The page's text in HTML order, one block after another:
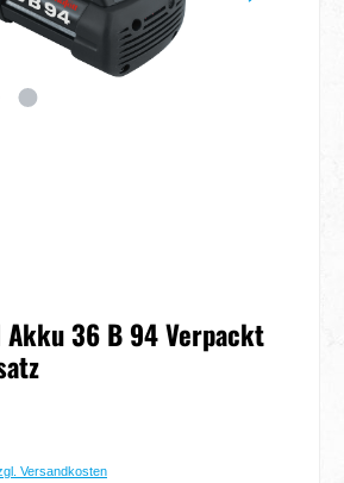
Akku 36 B 94 Verpackt
Versandkosten